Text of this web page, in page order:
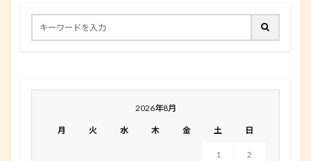
2026年8月
月 火 水 木 金 土 日
1 2